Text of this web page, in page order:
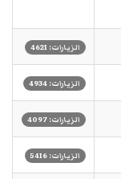
الزيارات: 4621
الزيارات: 4934
الزيارات: 4097
الزيارات: 5416